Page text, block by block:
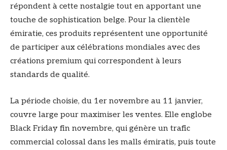
répondent à cette nostalgie tout en apportant une
touche de sophistication belge. Pour la clientèle
émiratie, ces produits représentent une opportunité
de participer aux célébrations mondiales avec des
créations premium qui correspondent à leurs
standards de qualité.
La période choisie, du 1er novembre au 11 janvier,
couvre large pour maximiser les ventes. Elle englobe
Black Friday fin novembre, qui génère un trafic
commercial colossal dans les malls émiratis, puis toute